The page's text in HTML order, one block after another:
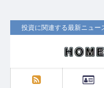
投資に関連する最新ニュー